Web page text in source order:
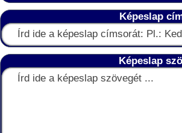
Képeslap
Képeslap